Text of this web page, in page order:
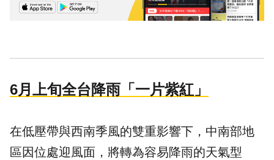
6月上旬全台降雨「一片紫紅」
在低壓帶與西南季風的雙重影響下，中南部地
區因位處迎風面，將轉為容易降雨的天氣型